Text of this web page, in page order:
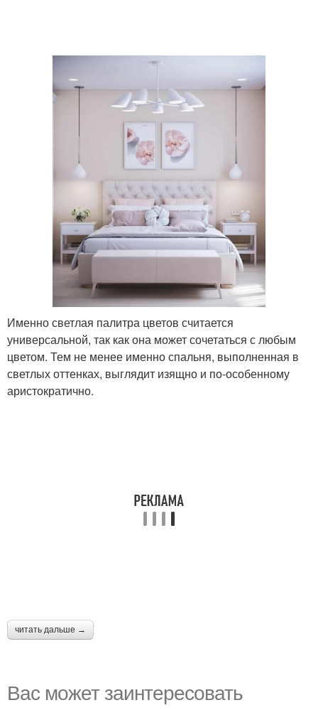
Именно светлая палитра цветов считается
универсальной, так как она может сочетаться с любым
цветом. Тем не менее именно спальня, выполненная в
светлых оттенках, выглядит изящно и по-особенному
аристократично.
читать дальше →
Вас может заинтересовать